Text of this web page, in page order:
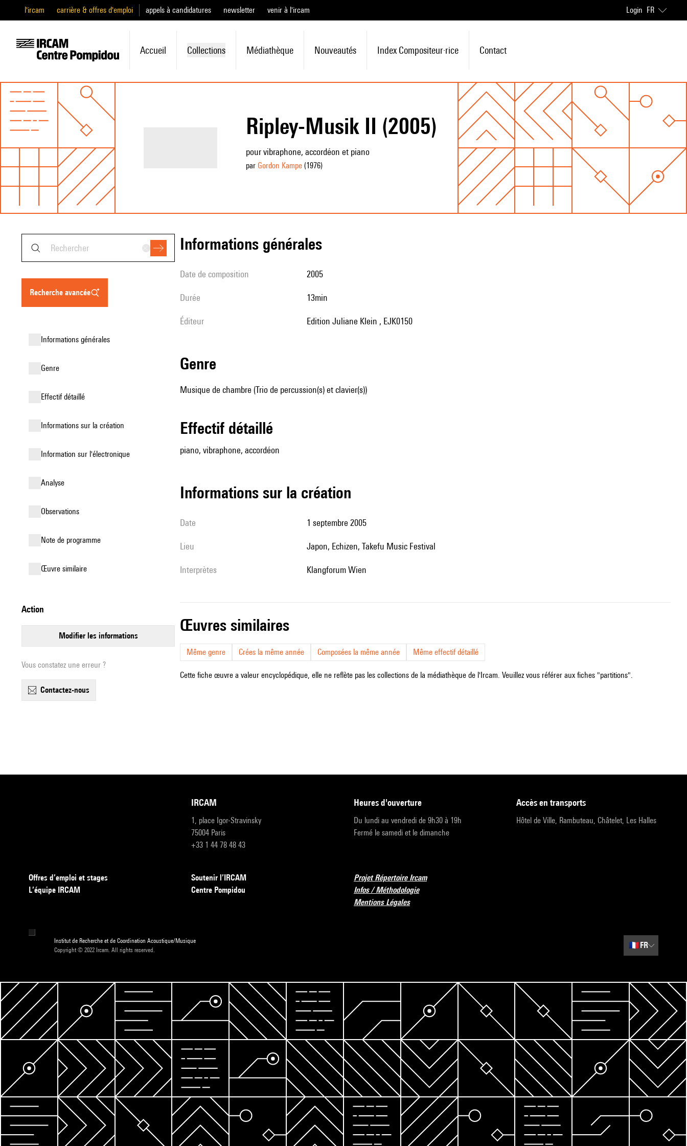
l'ircam carrière & offres d'emploi appels à candidatures newsletter venir à l'ircam Login FR
Accueil Collections Médiathèque Nouveautés Index Compositeur·rice Contact
Ripley-Musik II (2005)
pour vibraphone, accordéon et piano
par Gordon Kampe(1976)
recherche avancée
informations générales
genre
effectif détaillé
informations sur la création
Information sur l'électronique
analyse
observations
Note de programme
œuvre similaire
action
modifier les informations
Vous constatez une erreur ?
contactez-nous
informations générales
date de composition 2005
durée 13min
éditeur Edition Juliane Klein , EJK0150
genre
Musique de chambre (Trio de percussion(s) et clavier(s))
effectif détaillé
piano, vibraphone, accordéon
informations sur la création
date 1 septembre 2005
lieu Japon, Echizen, Takefu Music Festival
interprètes Klangforum Wien
œuvres similaires
Même genre Crées la même année Composées la même année Même effectif détaillé
Cette fiche œuvre a valeur encyclopédique, elle ne reflète pas les collections de la médiathèque de l'Ircam. Veuillez vous référer aux fiches "partitions".
IRCAM
1, place Igor-Stravinsky
75004 Paris
+33 1 44 78 48 43
heures d'ouverture
Du lundi au vendredi de 9h30 à 19h
Fermé le samedi et le dimanche
accès en transports
Hôtel de Ville, Rambuteau, Châtelet, Les Halles
Offres d’emploi et stages
L’équipe IRCAM
Soutenir l’IRCAM
Centre Pompidou
Projet Répertoire Ircam
Infos / Méthodologie
Mentions Légales
Institut de Recherche et de Coordination Acoustique/Musique
Copyright © 2022 Ircam. All rights reserved.
🇫🇷 FR